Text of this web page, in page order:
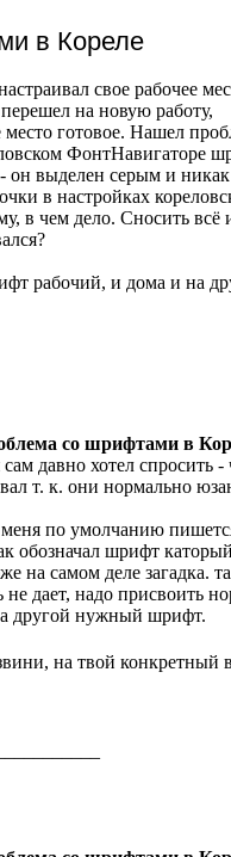
в Кореле
свое рабочее
на новую работу,
место готовое. Нашел
ФонтНавигаторе
он выделен серым и
в настройках
в чем дело. Сносить всё
рабочий, и дома и на
со шрифтами в
сам давно хотел спросить
т. к. они нормально
по умолчанию
обозначал шрифт
на самом деле
не дает, надо присвоить
другой нужный шрифт.
на твой конкретный